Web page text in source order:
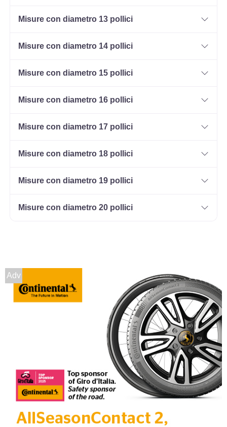
Misure con diametro 13 pollici
Misure con diametro 14 pollici
Misure con diametro 15 pollici
Misure con diametro 16 pollici
Misure con diametro 17 pollici
Misure con diametro 18 pollici
Misure con diametro 19 pollici
Misure con diametro 20 pollici
Adv